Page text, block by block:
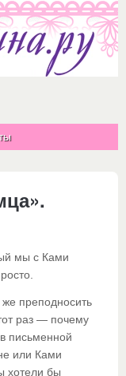
мы с Ками
преподносить
раз — почему
письменной
или Ками
хотели бы